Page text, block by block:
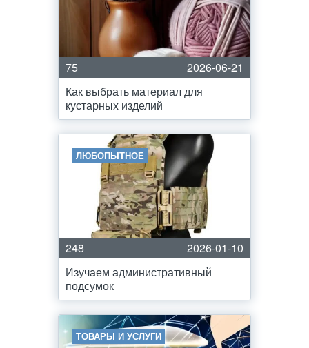
75
2026-06-21
Как выбрать материал для
кустарных изделий
ЛЮБОПЫТНОЕ
248
2026-01-10
Изучаем административный
подсумок
ТОВАРЫ И УСЛУГИ